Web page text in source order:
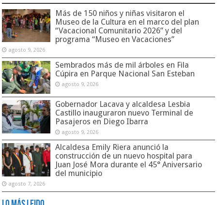
Más de 150 niños y niñas visitaron el
Museo de la Cultura en el marco del plan
“Vacacional Comunitario 2026” y del
programa “Museo en Vacaciones”
agosto 9, 2026
Sembrados más de mil árboles en Fila
Cúpira en Parque Nacional San Esteban
agosto 9, 2026
Gobernador Lacava y alcaldesa Lesbia
Castillo inauguraron nuevo Terminal de
Pasajeros en Diego Ibarra
agosto 9, 2026
Alcaldesa Emily Riera anunció la
construcción de un nuevo hospital para
Juan José Mora durante el 45° Aniversario
del municipio
agosto 7, 2026